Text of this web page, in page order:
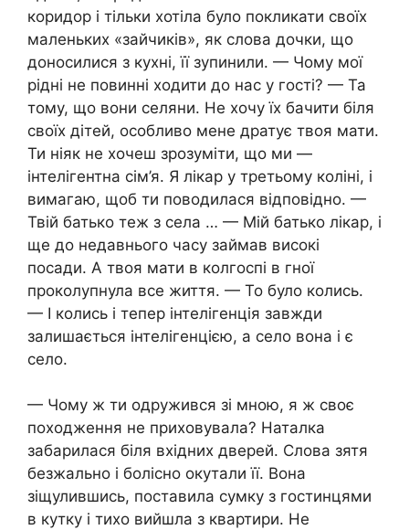
коридор і тільки хотіла було покликати своїх
маленьких «зайчиків», як слова дочки, що
доносилися з кухні, її зупинили. — Чому мої
рідні не повинні ходити до нас у гості? — Та
тому, що вони селяни. Не хочу їх бачити біля
своїх дітей, особливо мене дратує твоя мати.
Ти ніяк не хочеш зрозуміти, що ми —
інтелігентна сім’я. Я лікар у третьому коліні, і
вимагаю, щоб ти поводилася відповідно. —
Твій батько теж з села … — Мій батько лікар, і
ще до недавнього часу займав високі
посади. А твоя мати в колгоспі в гної
проколупнула все життя. — То було колись.
— І колись і тепер інтелігенція завжди
залишається інтелігенцією, а село вона і є
село.
— Чому ж ти одружився зі мною, я ж своє
походження не приховувала? Наталка
забарилася біля вхідних дверей. Слова зятя
безжально і болісно окутали її. Вона
зіщулившись, поставила сумку з гостинцями
в кутку і тихо вийшла з квартири. Не